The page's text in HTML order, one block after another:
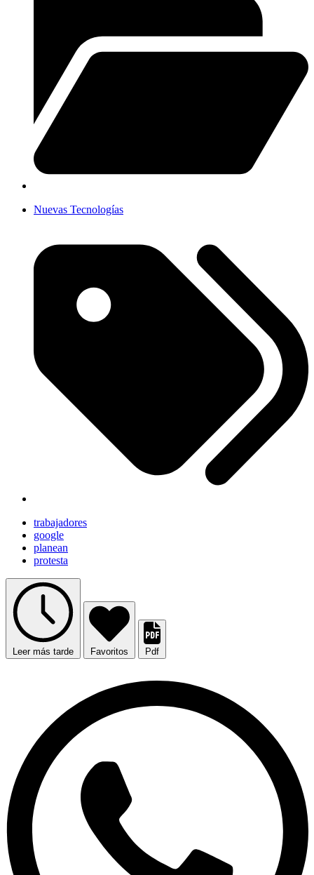
Nuevas Tecnologías
trabajadores
google
planean
protesta
Leer más tarde Favoritos Pdf